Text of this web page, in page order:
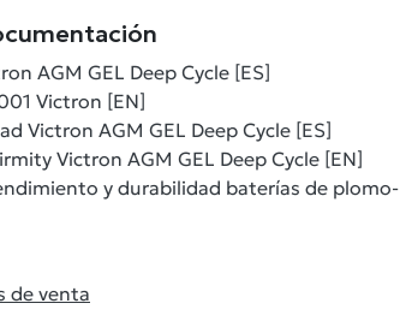
AGM GEL Deep Cycle [ES]
Victron [EN]
Victron AGM GEL Deep Cycle [ES]
Victron AGM GEL Deep Cycle [EN]
y durabilidad baterías de plomo-
de venta